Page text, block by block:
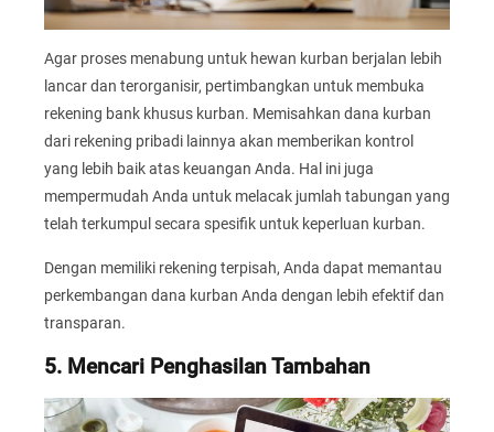
Agar proses menabung untuk hewan kurban berjalan lebih
lancar dan terorganisir, pertimbangkan untuk membuka
rekening bank khusus kurban. Memisahkan dana kurban
dari rekening pribadi lainnya akan memberikan kontrol
yang lebih baik atas keuangan Anda. Hal ini juga
mempermudah Anda untuk melacak jumlah tabungan yang
telah terkumpul secara spesifik untuk keperluan kurban.
Dengan memiliki rekening terpisah, Anda dapat memantau
perkembangan dana kurban Anda dengan lebih efektif dan
transparan.
5. Mencari Penghasilan Tambahan